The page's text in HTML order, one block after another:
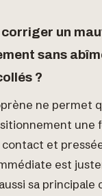
un
sans
?
ne permet
une
et
est
sa principale